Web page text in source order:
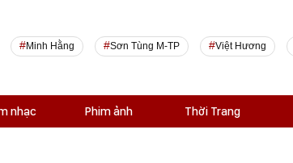
Minh Hằng Sơn Tùng M-TP Việt Hương
nhạc Phim ảnh Thời Trang